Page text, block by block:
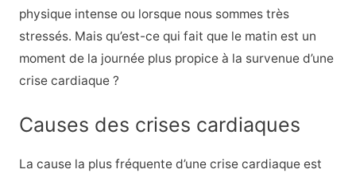
physique intense ou lorsque nous sommes très
stressés. Mais qu’est-ce qui fait que le matin est un
moment de la journée plus propice à la survenue d’une
crise cardiaque ?
Causes des crises cardiaques
La cause la plus fréquente d’une crise cardiaque est